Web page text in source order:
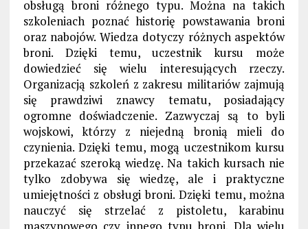
obsługą broni różnego typu. Można na takich
szkoleniach poznać historię powstawania broni
oraz nabojów. Wiedza dotyczy różnych aspektów
broni. Dzięki temu, uczestnik kursu może
dowiedzieć się wielu interesujących rzeczy.
Organizacją szkoleń z zakresu militariów zajmują
się prawdziwi znawcy tematu, posiadający
ogromne doświadczenie. Zazwyczaj są to byli
wojskowi, którzy z niejedną bronią mieli do
czynienia. Dzięki temu, mogą uczestnikom kursu
przekazać szeroką wiedzę. Na takich kursach nie
tylko zdobywa się wiedzę, ale i praktyczne
umiejętności z obsługi broni. Dzięki temu, można
nauczyć się strzelać z pistoletu, karabinu